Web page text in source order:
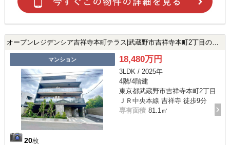
オープンレジデンシア吉祥寺本町テラス|武蔵野市吉祥寺本町2丁目の新築マンション
マンション
20枚
18,480万円
3LDK / 2025年
4階/4階建
東京都武蔵野市吉祥寺本町2丁目
ＪＲ中央本線 吉祥寺 徒歩9分
専有面積 81.1㎡